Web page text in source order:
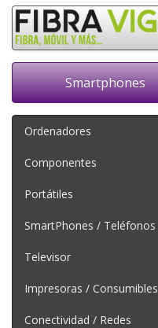
Smartphones
Ordenadores
Componentes
Portátiles
SmartPhones / Teléfonos
Televisor
Impresoras / Consumibles
Conectividad / Redes